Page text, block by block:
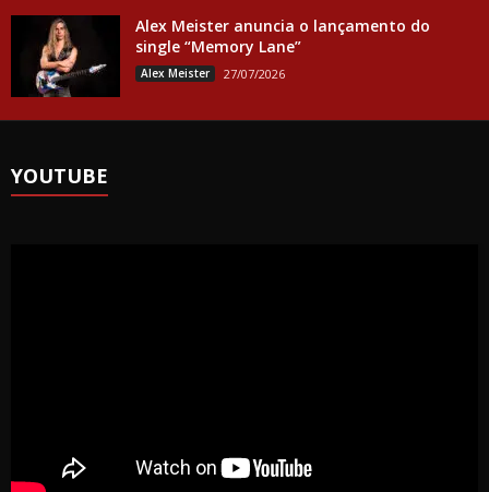
Alex Meister anuncia o lançamento do
single “Memory Lane”
Alex Meister 27/07/2026
YOUTUBE